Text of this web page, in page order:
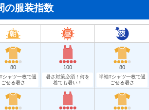
の服装指数
80
シャツ一枚で過
ごせる暑さ
100
暑さ対策必須！何を
着ても暑い！
80
半袖Tシャツ一枚で過
ごせる暑さ